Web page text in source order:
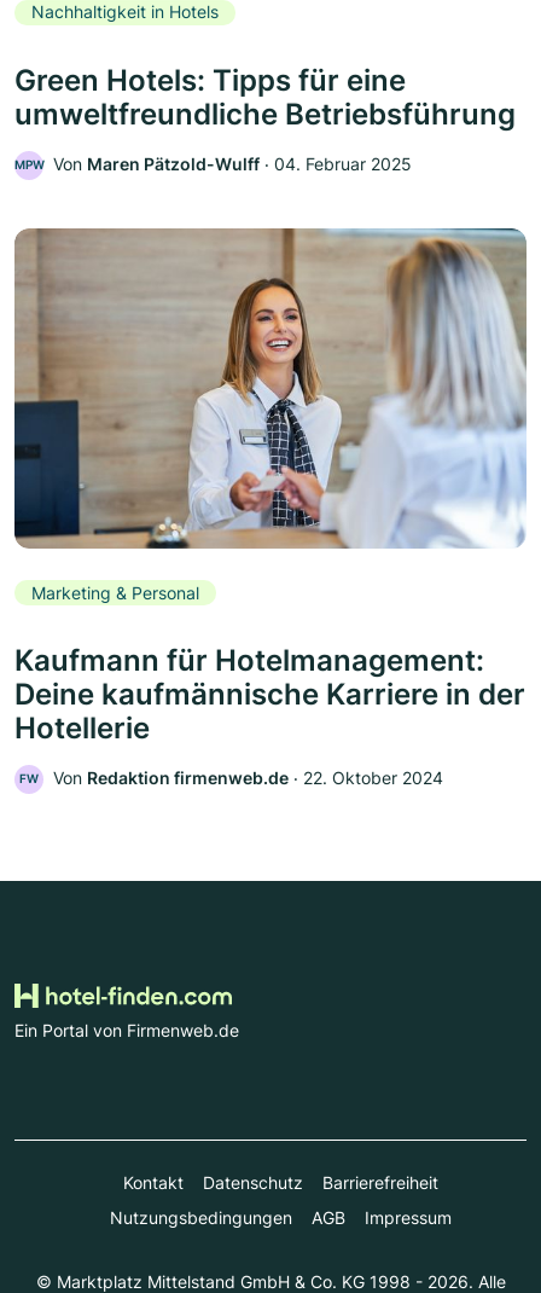
Nachhaltigkeit in Hotels
Green Hotels: Tipps für eine
umweltfreundliche Betriebsführung
MPW Von Maren Pätzold-Wulff ‧ 04. Februar 2025
Marketing & Personal
Kaufmann für Hotelmanagement:
Deine kaufmännische Karriere in der
Hotellerie
FW Von Redaktion firmenweb.de ‧ 22. Oktober 2024
Ein Portal von Firmenweb.de
Kontakt Datenschutz
Barrierefreiheit
Nutzungsbedingungen
AGB Impressum
© Marktplatz Mittelstand GmbH & Co. KG 1998 - 2026. Alle